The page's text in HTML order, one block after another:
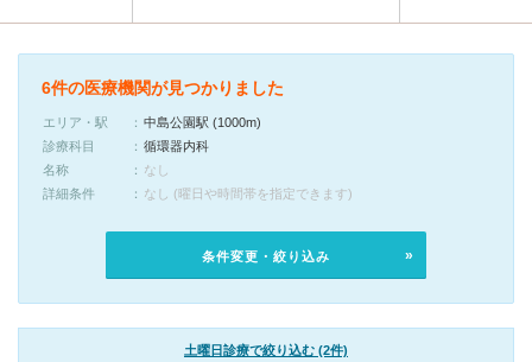
6件の医療機関が見つかりました
エリア・駅
中島公園駅 (1000m)
診療科目
循環器内科
名称
なし
詳細条件
なし (曜日や時間帯を指定できます)
条件変更・絞り込み
土曜日診療で絞り込む (2件)